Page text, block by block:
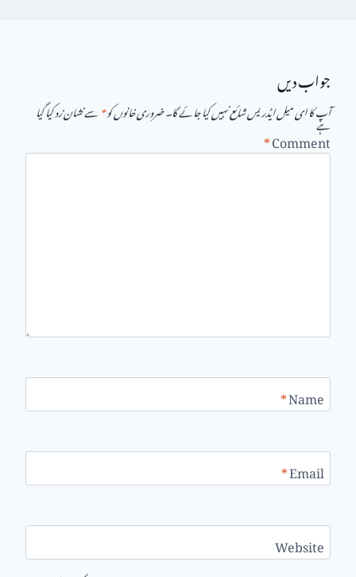
جواب دیں
آپ کا ای میل ایڈریس شائع نہیں کیا جائے گا۔ضروری خانوں کو*سے نشان زد کیا گیا ہے
Comment
*
Name
*
Email
*
Website